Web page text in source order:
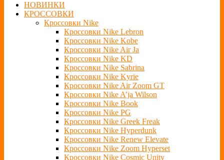
НОВИНКИ
КРОССОВКИ
Кроссовки Nike
Кроссовки Nike Lebron
Кроссовки Nike Kobe
Кроссовки Nike Air Ja
Кроссовки Nike KD
Кроссовки Nike Sabrina
Кроссовки Nike Kyrie
Кроссовки Nike Air Zoom GT
Кроссовки Nike A’ja Wilson
Кроссовки Nike Book
Кроссовки Nike PG
Кроссовки Nike Greek Freak
Кроссовки Nike Hyperdunk
Кроссовки Nike Renew Elevate
Кроссовки Nike Zoom Hyperset
Кроссовки Nike Cosmic Unity